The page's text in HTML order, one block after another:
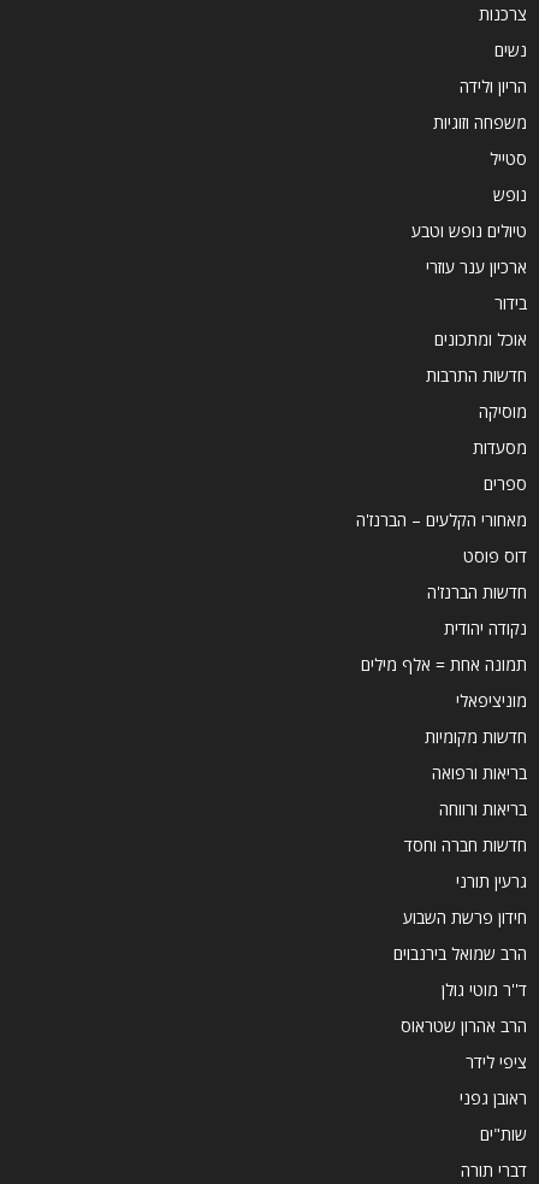
צרכנות
נשים
הריון ולידה
משפחה וזוגיות
סטייל
נופש
טיולים נופש וטבע
ארכיון ענר עוזרי
בידור
אוכל ומתכונים
חדשות התרבות
מוסיקה
מסעדות
ספרים
מאחורי הקלעים – הברנז'ה
דוס פוסט
חדשות הברנז'ה
נקודה יהודית
תמונה אחת = אלף מילים
מוניציפאלי
חדשות מקומיות
בריאות ורפואה
בריאות ורווחה
חדשות חברה וחסד
גרעין תורני
חידון פרשת השבוע
הרב שמואל בירנבוים
ד''ר מוטי גולן
הרב אהרון שטראוס
ציפי לידר
ראובן גפני
שות"ים
דברי תורה